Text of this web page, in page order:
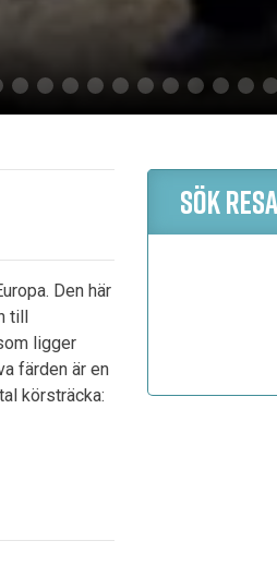
SÖK RESA
Den här
till
ligger
färden är en
körsträcka: